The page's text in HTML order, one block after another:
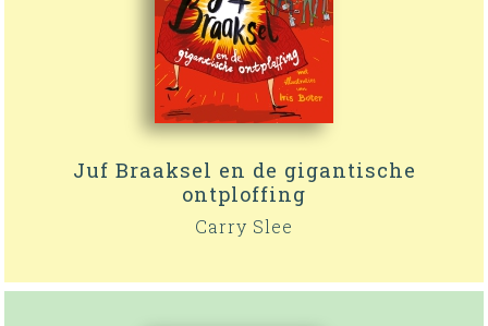
Juf Braaksel en de gigantische
ontploffing
Carry Slee